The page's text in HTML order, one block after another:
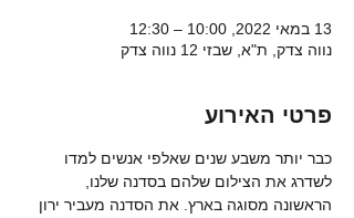
13 במאי 2022, 10:00 – 12:30
נווה צדק, ת"א, שבזי 12 נווה צדק
פרטי האירוע
כבר יותר משבע שנים שאלפי אנשים למדו
לשדרג את הצילום שלהם בסדנה שלנו,
הראשונה מסוגה בארץ. את הסדנה מעביר ירון